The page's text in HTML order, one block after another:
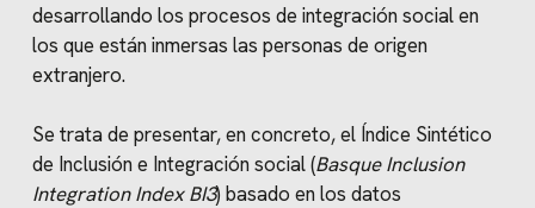
desarrollando los procesos de integración social en
los que están inmersas las personas de origen
extranjero.
Se trata de presentar, en concreto, el Índice Sintético
de Inclusión e Integración social (Basque Inclusion
Integration Index BI3) basado en los datos